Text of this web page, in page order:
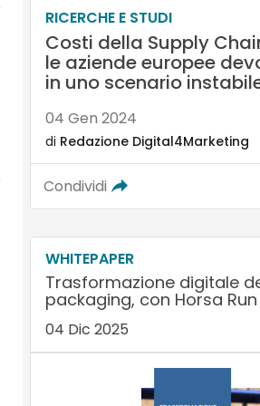
RICERCHE E STUDI
Costi della Supply
le aziende europee
in uno scenario
04 Gen 2024
di Redazione Digital4Marketing
Condividi
WHITEPAPER
Trasformazione digitale
packaging, con Horsa
04 Dic 2025